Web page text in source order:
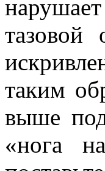
тазовой
таким
выше
«нога